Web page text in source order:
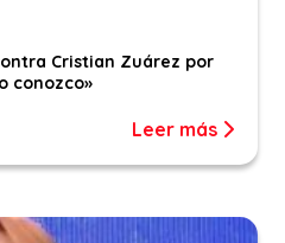
Cristian Zuárez por
conozco»
Leer más